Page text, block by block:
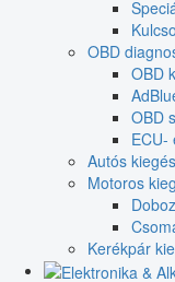
OBD
OBD
OBD
ECU-
Autós
Motoros
Kerékpár